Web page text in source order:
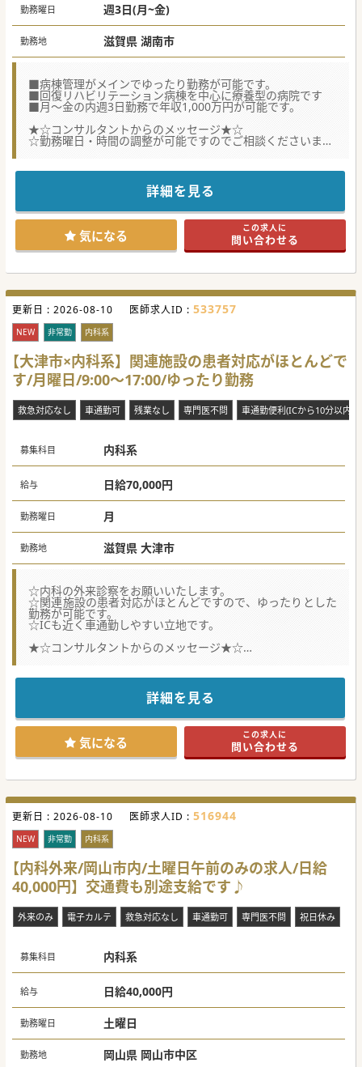
勤務曜日 週3日(月~金)
勤務地 滋賀県 湖南市
■病棟管理がメインでゆったり勤務が可能です。
■回復リハビリテーション病棟を中心に療養型の病院です
■月～金の内週3日勤務で年収1,000万円が可能です。
★☆コンサルタントからのメッセージ★☆
☆勤務曜日・時間の調整が可能ですのでご相談くださいませ
☆現在紙カルテですが今秋に電子カルテに移行が決まってお
☆セラピストも多数在籍しております。
詳細を見る
気になる この求人に
問い合わせる
更新日 : 2026-08-10 医師求人ID : 533757
NEW 非常勤 内科系
【大津市×内科系】関連施設の患者対応がほとんどで
す/月曜日/9:00～17:00/ゆったり勤務
救急対応なし 車通勤可 残業なし 専門医不問 車通勤便利(ICから10分以内)
募集科目 内科系
給与 日給70,000円
勤務曜日 月
勤務地 滋賀県 大津市
☆内科の外来診察をお願いいたします。
☆関連施設の患者対応がほとんどですので、ゆったりとした
勤務が可能です。
☆ICも近く車通勤しやすい立地です。
★☆コンサルタントからのメッセージ★☆
一般的な内科診察が出来れば外科の先生も応募可能です。
詳細を見る
気になる この求人に
問い合わせる
更新日 : 2026-08-10 医師求人ID : 516944
NEW 非常勤 内科系
【内科外来/岡山市内/土曜日午前のみの求人/日給
40,000円】交通費も別途支給です♪
外来のみ 電子カルテ 救急対応なし 車通勤可 専門医不問 祝日休み
募集科目 内科系
給与 日給40,000円
勤務曜日 土曜日
勤務地 岡山県 岡山市中区